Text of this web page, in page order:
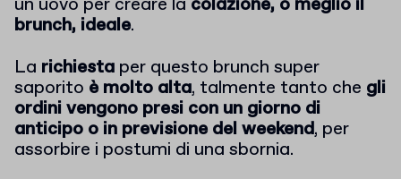
un uovo per creare la colazione, o meglio il
brunch, ideale.
La richiesta per questo brunch super
saporito è molto alta, talmente tanto che gli
ordini vengono presi con un giorno di
anticipo o in previsione del weekend, per
assorbire i postumi di una sbornia.